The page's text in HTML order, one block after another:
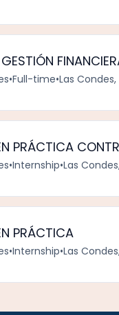
•Full-time•Las Condes,
PRÁCTICA
•Internship•Las
PRÁCTICA
•Internship•Las